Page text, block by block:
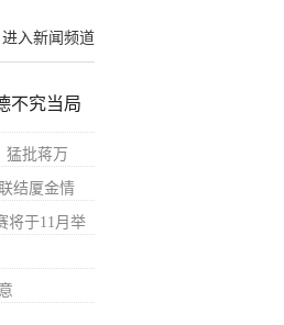
进入新闻频道
不究当局
猛批蒋万
结厦金情
将于11月举